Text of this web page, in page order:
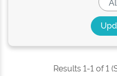
Results 1-1 of 1